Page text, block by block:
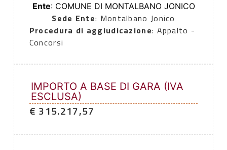
Ente: COMUNE DI MONTALBANO JONICO
Sede Ente: Montalbano Jonico
Procedura di aggiudicazione: Appalto -
Concorsi
IMPORTO A BASE DI GARA (IVA
ESCLUSA)
€ 315.217,57